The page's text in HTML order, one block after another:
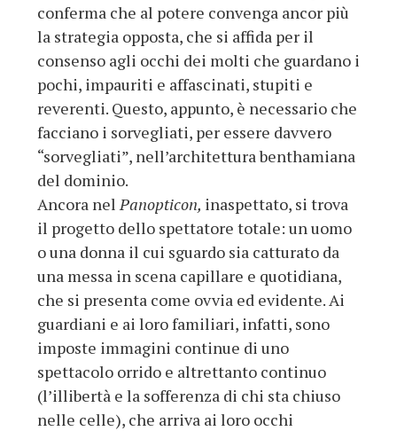
conferma che al potere convenga ancor più
la strategia opposta, che si affida per il
consenso agli occhi dei molti che guardano i
pochi, impauriti e affascinati, stupiti e
reverenti. Questo, appunto, è necessario che
facciano i sorvegliati, per essere davvero
“sorvegliati”, nell’architettura benthamiana
del dominio.
Ancora nelPanopticon, inaspettato, si trova
il progetto dello spettatore totale: un uomo
o una donna il cui sguardo sia catturato da
una messa in scena capillare e quotidiana,
che si presenta come ovvia ed evidente. Ai
guardiani e ai loro familiari, infatti, sono
imposte immagini continue di uno
spettacolo orrido e altrettanto continuo
(l’illibertà e la sofferenza di chi sta chiuso
nelle celle), che arriva ai loro occhi